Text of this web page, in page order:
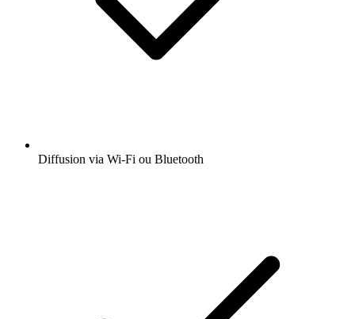
Diffusion via Wi-Fi ou Bluetooth